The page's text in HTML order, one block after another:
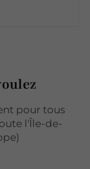
pour tous
l'Île-de-